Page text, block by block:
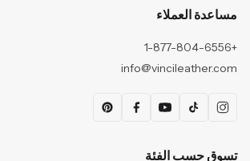
مساعدة العملاء
+1-877-804-6556
info@vincileather.com
تسوق حسب الفئة